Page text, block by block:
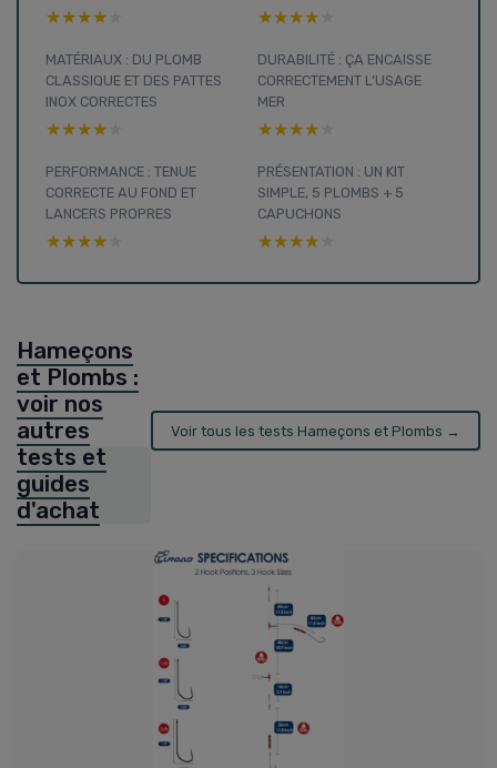
★★★★★
★★★★★ ★★★★★
★★★★★
MATÉRIAUX : DU PLOMB
CLASSIQUE ET DES PATTES
INOX CORRECTES
★★★★★
★★★★★
DURABILITÉ : ÇA ENCAISSE
CORRECTEMENT L’USAGE
MER
★★★★★
★★★★★
PERFORMANCE : TENUE
CORRECTE AU FOND ET
LANCERS PROPRES
★★★★★
★★★★★
PRÉSENTATION : UN KIT
SIMPLE, 5 PLOMBS + 5
CAPUCHONS
★★★★★
★★★★★
Hameçons
et Plombs :
voir nos
autres
tests et
guides
d'achat
Voir tous les tests Hameçons et Plombs →